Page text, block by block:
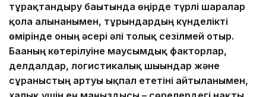
тұрақтандыру бағытында өңірде түрлі шаралар
қолға алынғанымен, тұрғындардың күнделікті
өмірінде оның әсері әлі толық сезілмей отыр.
Бағаның көтерілуіне маусымдық факторлар,
делдалдар, логистикалық шығындар және
сұраныстың артуы ықпал ететіні айтылғанымен,